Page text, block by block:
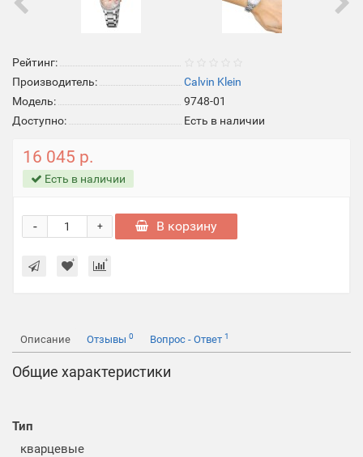
Рейтинг:
Производитель:
Calvin Klein
Модель:
9748-01
Доступно:
Есть в наличии
16 045 р.
Есть в наличии
+
- В корзину
Описание Отзывы 0 Вопрос - Ответ 1
Общие характеристики
Тип
кварцевые